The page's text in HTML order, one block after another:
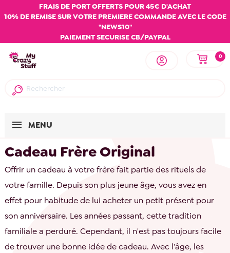
FRAIS DE PORT OFFERTS POUR 45€ D'ACHAT
10% DE REMISE SUR VOTRE PREMIERE COMMANDE AVEC LE CODE
"NEWS10"
PAIEMENT SECURISE CB/PAYPAL
0
MENU
Cadeau Frère Original
Offrir un cadeau à votre frère fait partie des rituels de
votre famille. Depuis son plus jeune âge, vous avez en
effet pour habitude de lui acheter un petit présent pour
son anniversaire. Les années passant, cette tradition
familiale a perduré. Cependant, il n'est pas toujours facile
de trouver une bonne idée de cadeau. Avec l'âge, les